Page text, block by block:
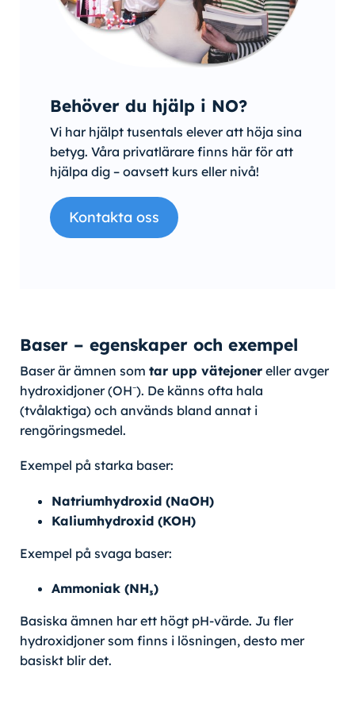
Behöver du hjälp i NO?
Vi har hjälpt tusentals elever att höja sina
betyg. Våra privatlärare finns här för att
hjälpa dig – oavsett kurs eller nivå!
Kontakta oss
Baser – egenskaper och exempel
Baser är ämnen som tar upp vätejoner eller avger
hydroxidjoner (OH⁻). De känns ofta hala
(tvålaktiga) och används bland annat i
rengöringsmedel.
Exempel på starka baser:
Natriumhydroxid (NaOH)
Kaliumhydroxid (KOH)
Exempel på svaga baser:
Ammoniak (NH₃)
Basiska ämnen har ett högt pH-värde. Ju fler
hydroxidjoner som finns i lösningen, desto mer
basiskt blir det.